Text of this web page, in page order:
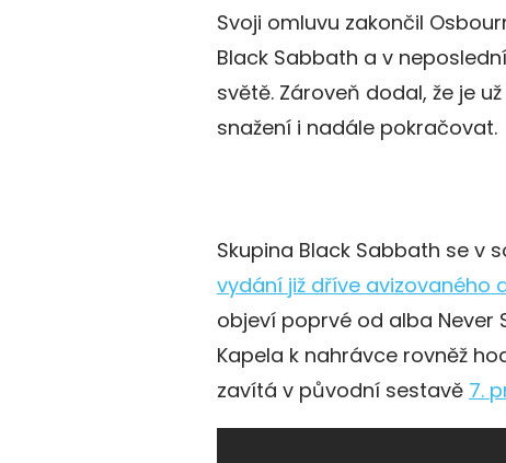
Svoji omluvu zakončil
Black Sabbath a v
světě. Zároveň dodal, že je
snažení i nadále pokračovat.
Skupina Black Sabbath se v
vydání již dříve avizovaného
objeví poprvé od alba Never
Kapela k nahrávce rovněž
zavítá v původní sestavě 7.